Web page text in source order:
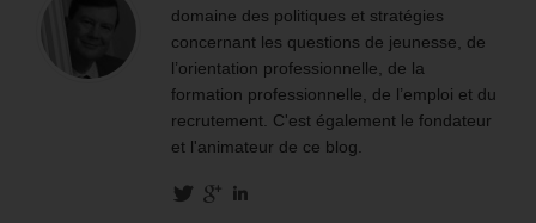
domaine des politiques et stratégies
concernant les questions de jeunesse, de
l’orientation professionnelle, de la
formation professionnelle, de l’emploi et du
recrutement. C'est également le fondateur
et l'animateur de ce blog.